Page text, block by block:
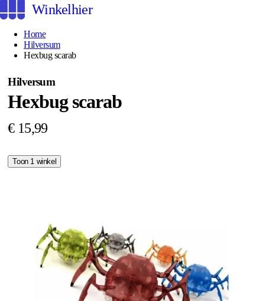
Winkelhier
Home
Hilversum
Hexbug scarab
Hilversum
Hexbug scarab
€ 15,99
Toon 1 winkel